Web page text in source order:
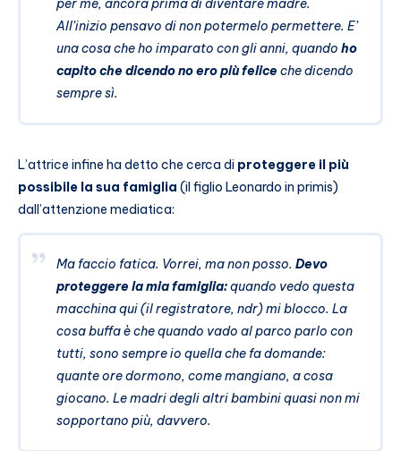
per me, ancora prima di diventare madre.
All’inizio pensavo di non potermelo permettere. E’
una cosa che ho imparato con gli anni, quando ho
capito che dicendo no ero più felice che dicendo
sempre sì.
L’attrice infine ha detto che cerca di proteggere il più
possibile la sua famiglia (il figlio Leonardo in primis)
dall’attenzione mediatica:
Ma faccio fatica. Vorrei, ma non posso. Devo
proteggere la mia famiglia:quando vedo questa
macchina qui (il registratore, ndr) mi blocco. La
cosa buffa è che quando vado al parco parlo con
tutti, sono sempre io quella che fa domande:
quante ore dormono, come mangiano, a cosa
giocano. Le madri degli altri bambini quasi non mi
sopportano più, davvero.